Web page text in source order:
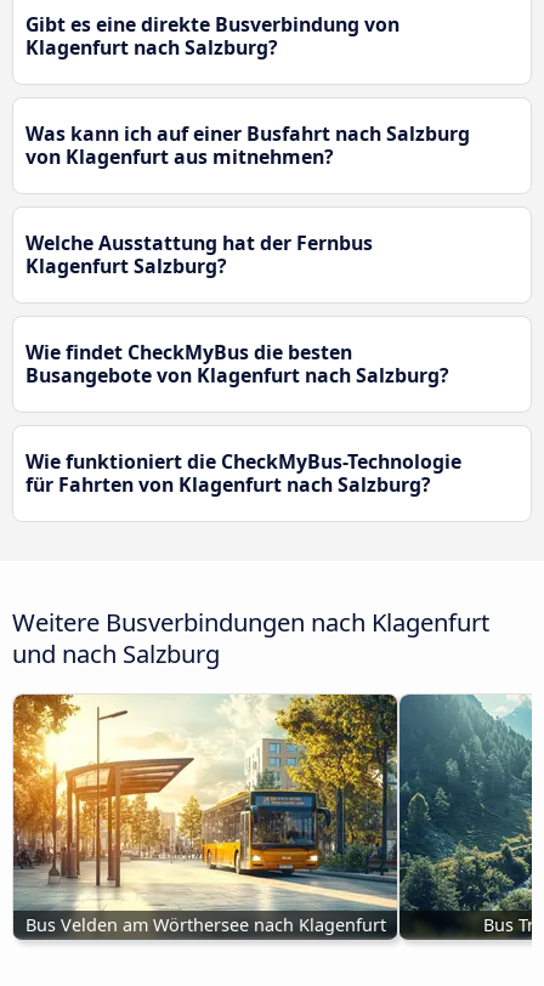
Gibt es eine direkte Busverbindung von
Klagenfurt nach Salzburg?
Was kann ich auf einer Busfahrt nach Salzburg
von Klagenfurt aus mitnehmen?
Welche Ausstattung hat der Fernbus
Klagenfurt Salzburg?
Wie findet CheckMyBus die besten
Busangebote von Klagenfurt nach Salzburg?
Wie funktioniert die CheckMyBus-Technologie
für Fahrten von Klagenfurt nach Salzburg?
Weitere Busverbindungen nach Klagenfurt
und nach Salzburg
Bus Velden am Wörthersee nach Klagenfurt Bus